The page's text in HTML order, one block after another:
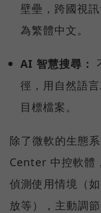
壁壘，跨國視
為繁體中文。
AI 智慧搜尋：
徑，用自然語
目標檔案。
除了微軟的生態
Center 中控軟體
偵測使用情境（
放等），主動調